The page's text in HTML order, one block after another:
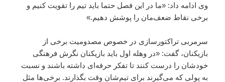
وی ادامه داد: «ما در این فصل حتما باید تیم را تقویت کنیم و
برخی نقاط ضعف‌مان را پوشش دهیم.»
سرمربی تراکتورسازی در خصوص مصدومیت برخی از
بازیکنان، گفت: «در وهله اول باید بازیکنان نگرش فرهنگی
خودشان را درست کنند تا تفکر حرفه‌ای داشته باشند و نسبت
به پولی که می‌گیرند برای تیم‌شان وقت بگذارند. برخی‌ها مثل